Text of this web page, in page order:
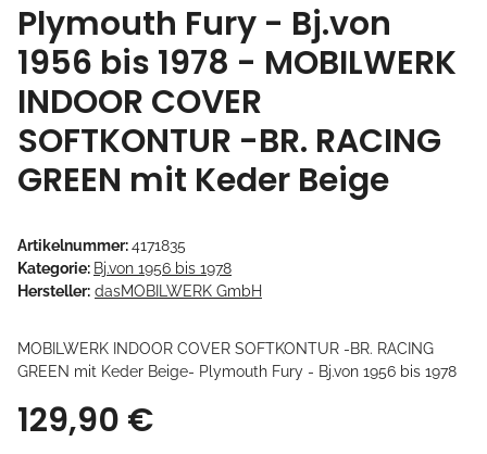
Plymouth Fury - Bj.von
1956 bis 1978 - MOBILWERK
INDOOR COVER
SOFTKONTUR -BR. RACING
GREEN mit Keder Beige
Artikelnummer:4171835
Kategorie: Bj.von 1956 bis 1978
Hersteller: dasMOBILWERK GmbH
MOBILWERK INDOOR COVER SOFTKONTUR -BR. RACING
GREEN mit Keder Beige- Plymouth Fury - Bj.von 1956 bis 1978
129,90 €